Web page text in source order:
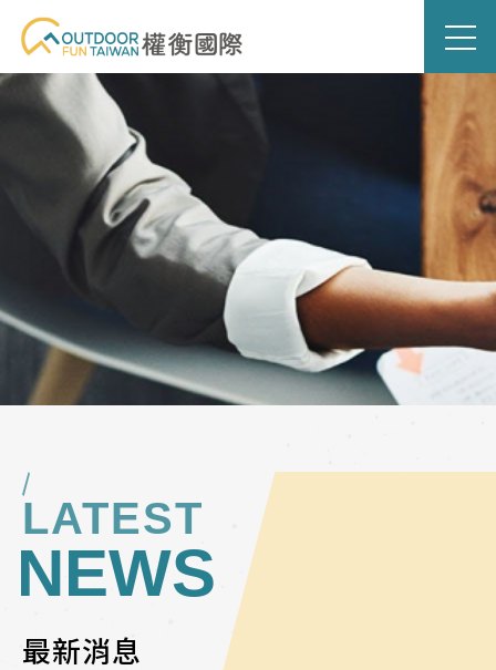
LATEST
NEWS
最新消息